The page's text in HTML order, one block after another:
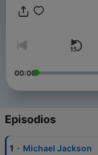
00:00
Episodios
1 - Michael Jackson